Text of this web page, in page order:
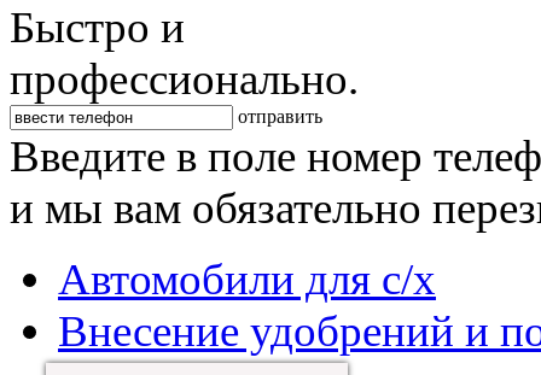
Быстро и
профессионально.
отправить
Введите в поле номер
и мы вам обязательно
Автомобили для с/х
Внесение удобрений и